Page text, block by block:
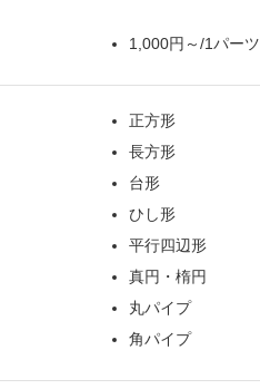
1,000円～/1パーツ
正方形
長方形
台形
ひし形
平行四辺形
真円・楕円
丸パイプ
角パイプ